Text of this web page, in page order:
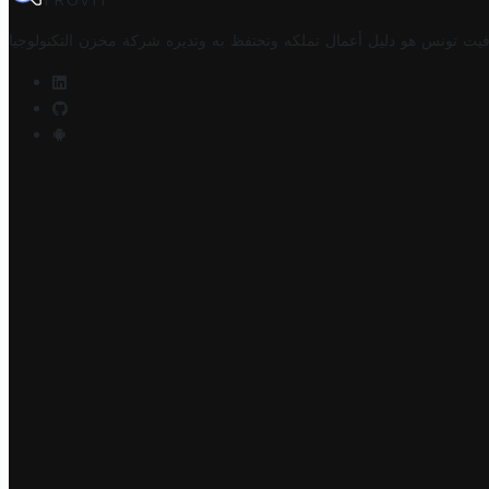
تونس هو دليل أعمال تملكه وتحتفظ به وتديره شركة مخزن التكنولوجيا